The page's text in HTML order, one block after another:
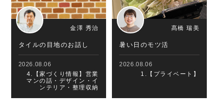
金澤 秀治
タイルの目地のお話し
2026.08.06
4.【家づくり情報】営業
マンの話・デザイン・イ
ンテリア・整理収納
髙橋 瑞美
暑い日のモツ活
2026.08.06
1.【プライベート】